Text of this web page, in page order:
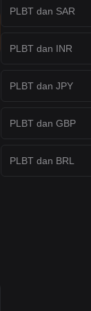
PLBT dan SAR
PLBT dan INR
PLBT dan JPY
PLBT dan GBP
PLBT dan BRL